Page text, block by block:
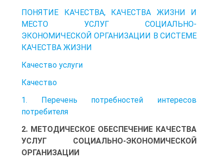
ПОНЯТИЕ КАЧЕСТВА, КАЧЕСТВА ЖИЗНИ И
МЕСТО УСЛУГ СОЦИАЛЬНО-
ЭКОНОМИЧЕСКОЙ ОРГАНИЗАЦИИ В СИСТЕМЕ
КАЧЕСТВА ЖИЗНИ
Качество услуги
Качество
1. Перечень потребностей интересов
потребителя
2. МЕТОДИЧЕСКОЕ ОБЕСПЕЧЕНИЕ КАЧЕСТВА
УСЛУГ СОЦИАЛЬНО-ЭКОНОМИЧЕСКОЙ
ОРГАНИЗАЦИИ